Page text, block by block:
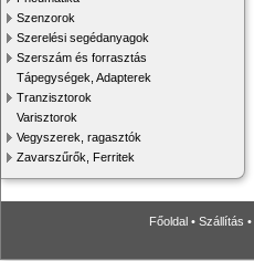
Szenzorok
Szerelési segédanyagok
Szerszám és forrasztás
Tápegységek, Adapterek
Tranzisztorok
Varisztorok
Vegyszerek, ragasztók
Zavarszűrők, Ferritek
Főoldal • Szállítás •